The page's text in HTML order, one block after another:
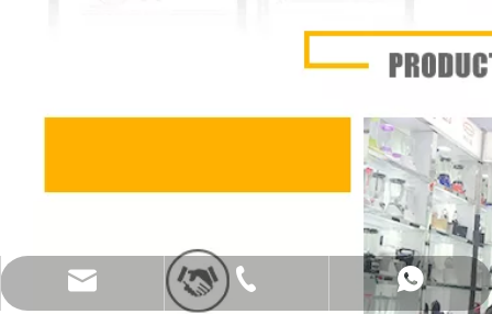
katy@jmhomemaster.com
+86-750-3318790
WhatsApp